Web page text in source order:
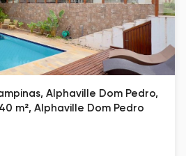
Alphaville Dom Pedro,
m², Alphaville Dom Pedro